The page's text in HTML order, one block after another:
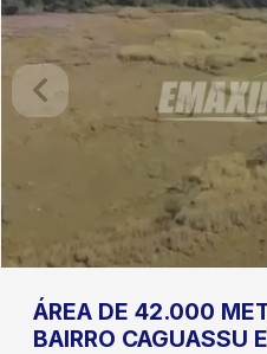
ÁREA DE 42.000
BAIRRO CAGUASSU